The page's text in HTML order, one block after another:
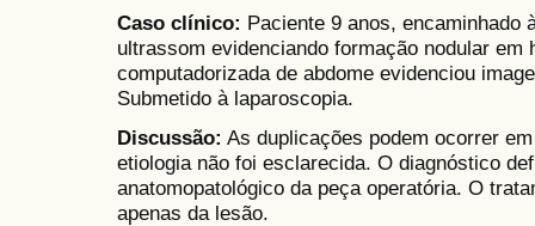
Caso clínico: Paciente 9 anos, encaminhado
ultrassom evidenciando formação nodular em
computadorizada de abdome evidenciou
Submetido à laparoscopia.
Discussão: As duplicações podem ocorrer
etiologia não foi esclarecida. O diagnóstico
anatomopatológico da peça operatória. O
apenas da lesão.